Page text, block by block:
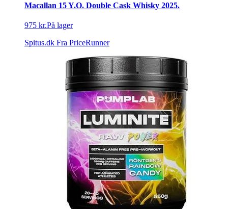
Macallan 15 Y.O. Double Cask Whisky 2025.
975 kr.På lager
Spitus.dk Fra PriceRunner